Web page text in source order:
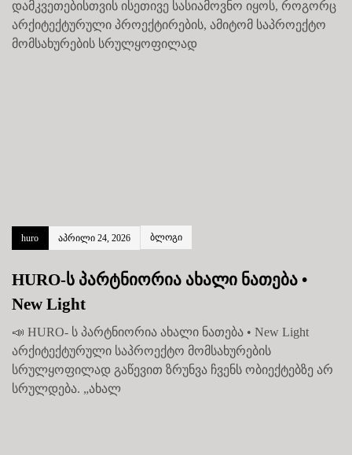
დამკვეთებისთვის ისეთივე სასიამოვნო იყოს, როგორც
არქიტექტურული პროექტირების, ამიტომ საპროექტო
მომსახურების სრულყოფილად
huro აპრილი 24, 2026 ბლოგი
HURO-ს პარტნიორია ახალი ნათება •
New Light
📣 HURO- ს პარტნიორია ახალი ნათება • New Light
არქიტექტურული საპროექტო მომსახურების
სრულყოფილად გაწევით ზრუნვა ჩვენს ობიექტებზე არ
სრულდება. „ახალ